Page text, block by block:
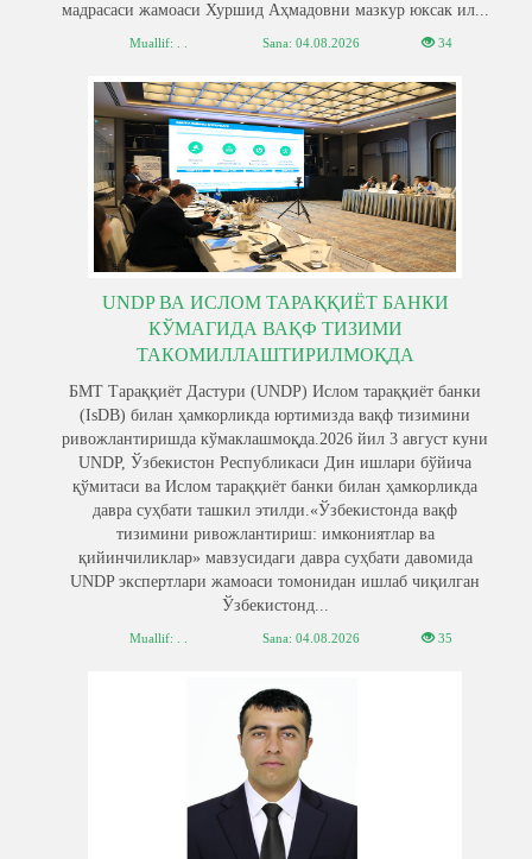
мадрасаси жамоаси Хуршид Аҳмадовни мазкур юксак ил...
Muallif: . . Sana: 04.08.2026 34
UNDP ВА ИСЛОМ ТАРАҚҚИЁТ БАНКИ
КЎМАГИДА ВАҚФ ТИЗИМИ
ТАКОМИЛЛАШТИРИЛМОҚДА
БМТ Тараққиёт Дастури (UNDP) Ислом тараққиёт банки
(IsDB) билан ҳамкорликда юртимизда вақф тизимини
ривожлантиришда кўмаклашмоқда.2026 йил 3 август куни
UNDP, Ўзбекистон Республикаси Дин ишлари бўйича
қўмитаси ва Ислом тараққиёт банки билан ҳамкорликда
давра суҳбати ташкил этилди.«Ўзбекистонда вақф
тизимини ривожлантириш: имкониятлар ва
қийинчиликлар» мавзусидаги давра суҳбати давомида
UNDP экспертлари жамоаси томонидан ишлаб чиқилган
Ўзбекистонд...
Muallif: . . Sana: 04.08.2026 35